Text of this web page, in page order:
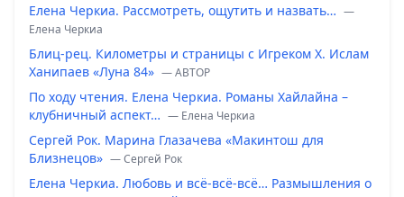
Елена Черкиа. Рассмотреть, ощутить и назвать… —
Елена Черкиа
Блиц-рец. Километры и страницы с Игреком Х. Ислам
Ханипаев «Луна 84» — ABTOP
По ходу чтения. Елена Черкиа. Романы Хайлайна –
клубничный аспект… — Елена Черкиа
Сергей Рок. Марина Глазачева «Макинтош для
Близнецов» — Сергей Рок
Елена Черкиа. Любовь и всё-всё-всё… Размышления о